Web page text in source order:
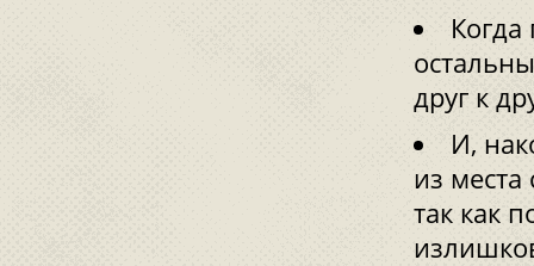
Когда
друг к
И,
из
так как